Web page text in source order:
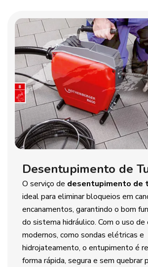
Desentupimento de
O serviço de desentupimento de
ideal para eliminar bloqueios em
encanamentos, garantindo o bom
do sistema hidráulico. Com o uso
modernos, como sondas elétricas e
hidrojateamento, o entupimento é
forma rápida, segura e sem quebrar